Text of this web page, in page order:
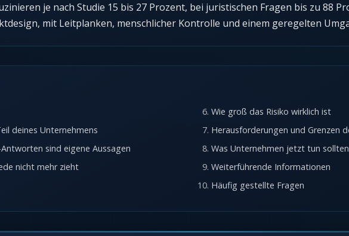
je nach Studie 15 bis 27 Prozent, bei juristischen Fragen bis zu 88
mit Leitplanken, menschlicher Kontrolle und einem geregelten
deines Unternehmens
sind eigene Aussagen
nicht mehr zieht
Wie groß das Risiko wirklich ist
Herausforderungen und Grenzen
Was Unternehmen jetzt tun sollten
Weiterführende Informationen
Häufig gestellte Fragen